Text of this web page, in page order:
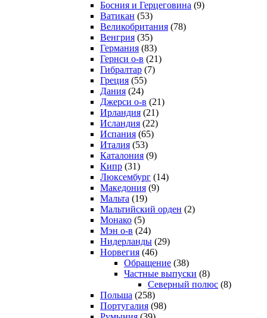
Босния и Герцеговина (9)
Ватикан (53)
Великобритания (78)
Венгрия (35)
Германия (83)
Гернси о-в (21)
Гибралтар (7)
Греция (55)
Дания (24)
Джерси о-в (21)
Ирландия (21)
Исландия (22)
Испания (65)
Италия (53)
Каталония (9)
Кипр (31)
Люксембург (14)
Македония (9)
Мальта (19)
Мальтийский орден (2)
Монако (5)
Мэн о-в (24)
Нидерланды (29)
Норвегия (46)
Обращение (38)
Частные выпуски (8)
Северный полюс (8)
Польша (258)
Португалия (98)